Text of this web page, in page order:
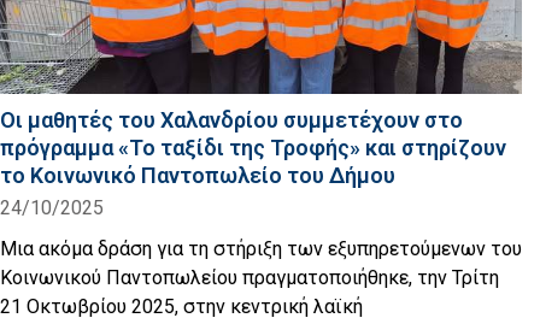
Οι μαθητές του Χαλανδρίου συμμετέχουν στο
πρόγραμμα «Το ταξίδι της Τροφής» και στηρίζουν
το Κοινωνικό Παντοπωλείο του Δήμου
24/10/2025
Μια ακόμα δράση για τη στήριξη των εξυπηρετούμενων του
Κοινωνικού Παντοπωλείου πραγματοποιήθηκε, την Τρίτη
21 Οκτωβρίου 2025, στην κεντρική λαϊκή